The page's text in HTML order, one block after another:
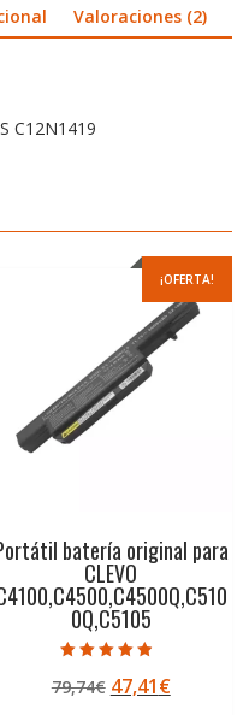
Valoraciones (2)
C12N1419
¡OFERTA!
batería original para
CLEVO
0Q,C5105
4.50
de 5
79,74€ El
47,41€El